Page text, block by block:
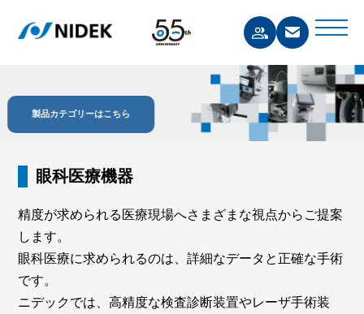
製品カテゴリーはこちら
眼科医療機器
精度が求められる医療現場へさまざまな視点からご提案
します。
眼科医療に求められるのは、詳細なデータと正確な手術
です。
ニデックでは、高精度な検査診断装置やレーザ手術装